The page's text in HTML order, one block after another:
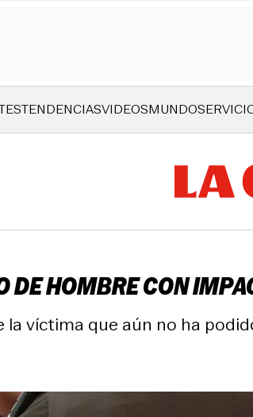
TENDENCIASVIDEOSMUNDO
DE HOMBRE CON
la víctima que aún no ha